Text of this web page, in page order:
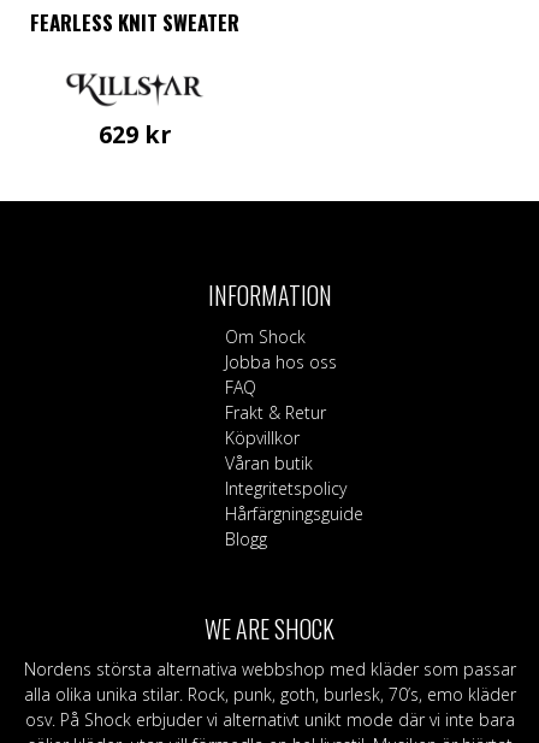
FEARLESS KNIT SWEATER
629 kr
alternativen
produktsidan
INFORMATION
Om Shock
Jobba hos oss
FAQ
Frakt & Retur
Köpvillkor
Våran butik
Integritetspolicy
Hårfärgningsguide
Blogg
WE ARE SHOCK
Nordens största alternativa webbshop med kläder som passar
alla olika unika stilar. Rock, punk, goth, burlesk, 70’s, emo kläder
osv. På Shock erbjuder vi alternativt unikt mode där vi inte bara